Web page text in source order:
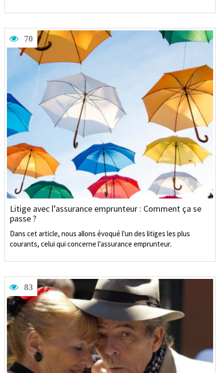
70
Litige avec l’assurance emprunteur : Comment ça se
passe ?
Dans cet article, nous allons évoqué l'un des litiges les plus
courants, celui qui concerne l'assurance emprunteur.
83